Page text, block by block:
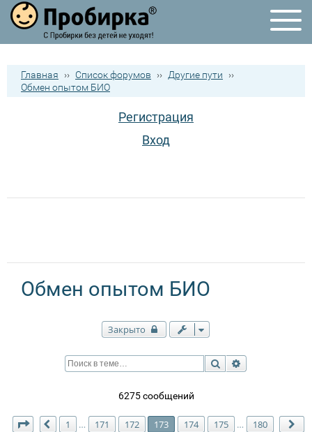
Главная ›› Список форумов ›› Другие пути
››
Обмен опытом БИО
Регистрация
Вход
Обмен опытом БИО
Закрыто
Поиск
6275 сообщений
Страница 173 из180
Пред.
1 … 171 172 173 174 175 … 180